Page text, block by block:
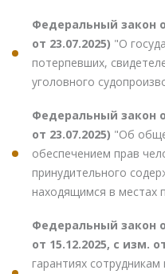
Федеральный закон
от 23.07.2025) "О
потерпевших,
уголовного
Федеральный закон
от 23.07.2025) "Об
обеспечением прав
принудительного
находящимся в местах
Федеральный закон
от 15.12.2025, с изм.
гарантиях